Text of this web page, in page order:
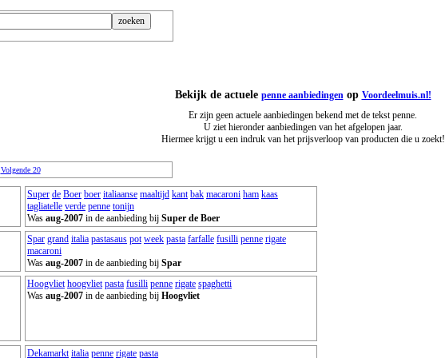
Bekijk de actuele penne aanbiedingenop Voordeelmuis.nl!
Er zijn geen actuele aanbiedingen bekend met de tekst penne.
U ziet hieronder aanbiedingen van het afgelopen jaar.
Hiermee krijgt u een indruk van het prijsverloop van producten die u zoekt!
Volgende 20
Super de Boer boer italiaanse maaltijd kant bak macaroni ham kaas
tagliatelle verde penne tonijn
Was aug-2007 in de aanbieding bij Super de Boer
Spar grand italia pastasaus pot week pasta farfalle fusilli penne rigate
macaroni
Was aug-2007 in de aanbieding bij Spar
Hoogvliet hoogvliet pasta fusilli penne rigate spaghetti
Was aug-2007 in de aanbieding bij Hoogvliet
Dekamarkt italia penne rigate pasta